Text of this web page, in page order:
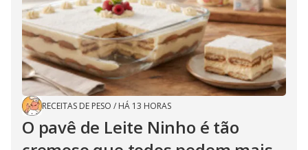
RECEITAS DE PESO / HÁ 13 HORAS
O pavê de Leite Ninho é tão